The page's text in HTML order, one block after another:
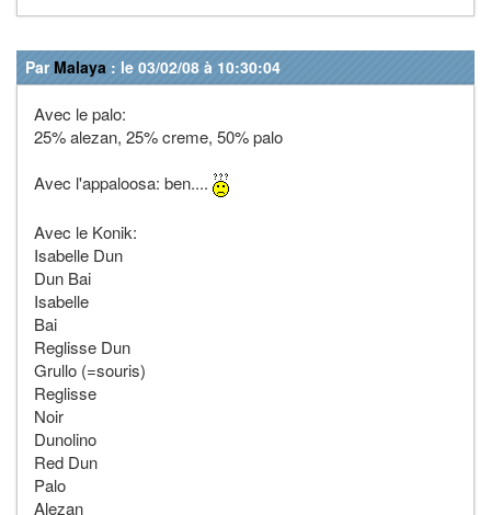
Par Malaya : le 03/02/08 à 10:30:04
Avec le palo:
25% alezan, 25% creme, 50% palo
Avec l'appaloosa: ben....
Avec le Konik:
Isabelle Dun
Dun Bai
Isabelle
Bai
Reglisse Dun
Grullo (=souris)
Reglisse
Noir
Dunolino
Red Dun
Palo
Alezan